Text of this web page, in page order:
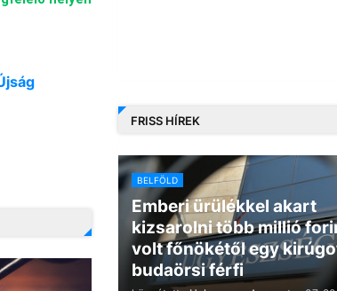
FRISS HÍREK
BELFÖLD
Emberi ürülékkel akart
kizsarolni több millió
volt főnökétől egy
budaörsi férfi